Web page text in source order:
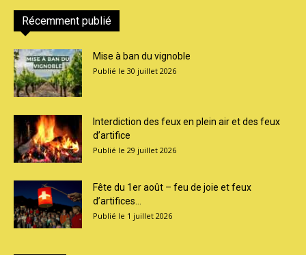
Récemment publié
Mise à ban du vignoble
30 juillet 2026
Interdiction des feux en plein air et des feux
d’artifice
29 juillet 2026
Fête du 1er août – feu de joie et feux
d’artifices...
1 juillet 2026